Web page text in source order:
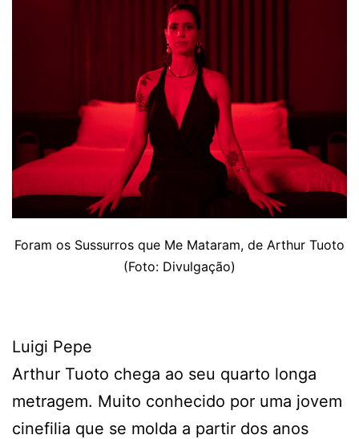
Foram os Sussurros que Me Mataram, de Arthur Tuoto
(Foto: Divulgação)
Luigi Pepe
Arthur Tuoto chega ao seu quarto longa
metragem. Muito conhecido por uma jovem
cinefilia que se molda a partir dos anos